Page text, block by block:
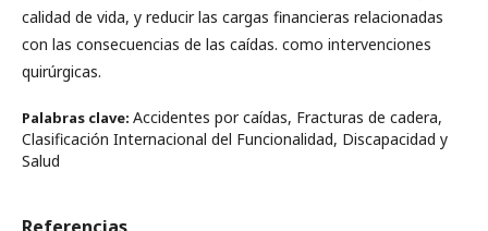
calidad de vida, y reducir las cargas financieras relacionadas
con las consecuencias de las caídas. como intervenciones
quirúrgicas.
Palabras clave: Accidentes por caídas, Fracturas de cadera,
Clasificación Internacional del Funcionalidad, Discapacidad y
Salud